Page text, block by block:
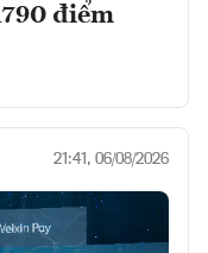
điểm
21:41, 06/08/2026